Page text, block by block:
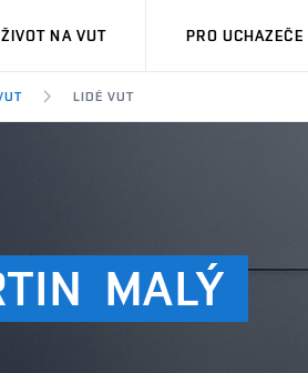
ŽIVOT NA VUT PRO UCHAZEČE
LIDÉ VUT
MALÝ